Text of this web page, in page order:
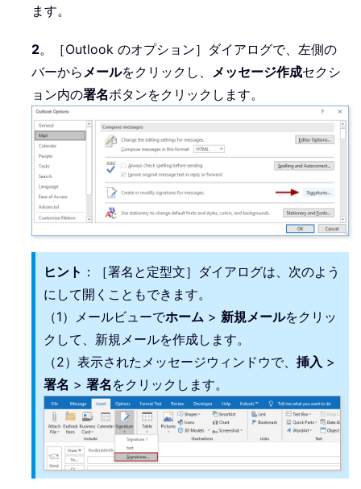
ます。
2。［Outlook のオプション］ダイアログで、左側の
バーからメールをクリックし、 メッセージ作成セクシ
ョン内の署名ボタンをクリックします。
ヒント ：［署名と定型文］ダイアログは、次のよう
にして開くこともできます。
（1）メールビューでホーム > 新規メールをクリッ
クして、新規メールを作成します。
（2）表示されたメッセージウィンドウで、 挿入 >
署名 > 署名 をクリックします。